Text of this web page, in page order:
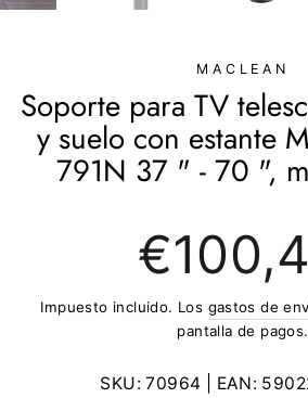
MACLEAN
Soporte para TV
y suelo con estante
791N 37 " - 70 ",
regular
Impuesto incluido. Los gastos de
pantalla de pagos.
SKU:70964 | EAN: